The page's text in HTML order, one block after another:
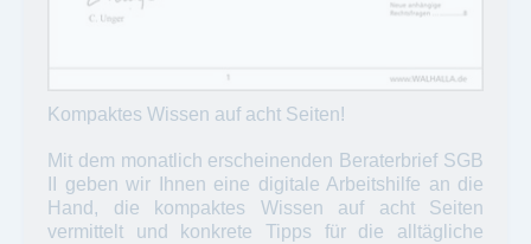
Kompaktes Wissen auf acht Seiten!
Mit dem monatlich erscheinenden Beraterbrief SGB
II geben wir Ihnen eine digitale Arbeitshilfe an die
Hand, die kompaktes Wissen auf acht Seiten
vermittelt und konkrete Tipps für die alltägliche